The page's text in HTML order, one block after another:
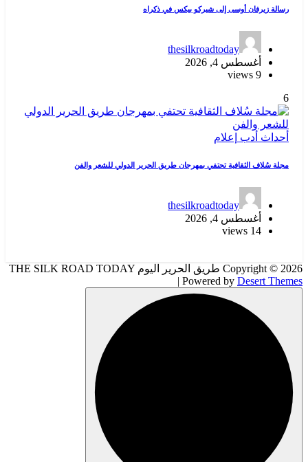
رسالة زيرفان أوسى إلى شيركو بيكس في ذكراه
thesilkroadtoday
أغسطس 4, 2026
9 views
6
أحداث أدب إعلام
مجلة سُلاف الثقافية تحتفي بمهرجان طريق الحرير الدولي للشعر والفن
thesilkroadtoday
أغسطس 4, 2026
14 views
Copyright © 2026 طريق الحرير اليوم THE SILK ROAD TODAY
| Powered by Desert Themes